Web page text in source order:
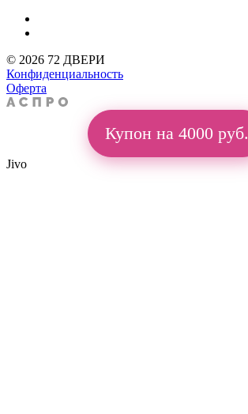
© 2026 72 ДВЕРИ
Конфиденциальность
Оферта
Купон на 4000 руб.
Jivo